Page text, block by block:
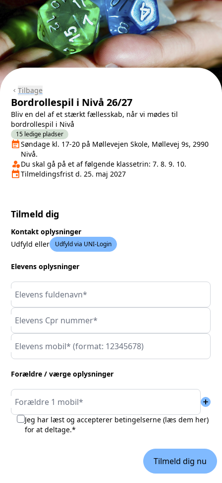
chevron_left Tilbage
Bordrollespil i Nivå 26/27
Bliv en del af et stærkt fællesskab, når vi mødes til
bordrollespil i Nivå
15 ledige pladser
Næste lektion
event_noteSøndage kl. 17-20 på Møllevejen Skole, Møllevej 9s, 2990
Nivå.
Klasse/Aldersbegrænsning
person_shieldDu skal gå på et af følgende klassetrin: 7. 8. 9. 10.
Tilmeldingsfrist
eventTilmeldingsfrist d. 25. maj 2027
Tilmeld dig
Kontakt oplysninger
Udfyld eller
Udfyld via UNI-Login
Elevens oplysninger
Elevens fuldenavn*
Elevens Cpr nummer*
Elevens mobil* (format: 12345678)
Forældre / værge oplysninger
Forældre 1 mobil* add
Jeg har læst og accepterer betingelserne (læs dem her)
for at deltage.*
Tilmeld dig nu